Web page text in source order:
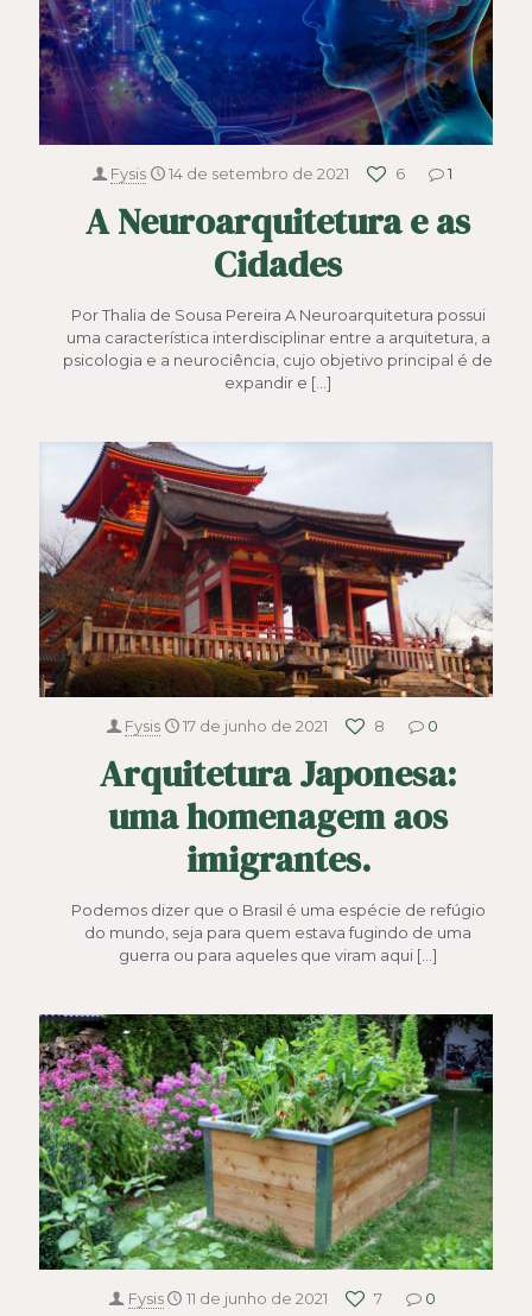
Fysis 14 de setembro de 2021 6 1
A Neuroarquitetura e as
Cidades
Por Thalia de Sousa Pereira A Neuroarquitetura possui
uma característica interdisciplinar entre a arquitetura, a
psicologia e a neurociência, cujo objetivo principal é de
expandir e […]
Fysis 17 de junho de 2021 8 0
Arquitetura Japonesa:
uma homenagem aos
imigrantes.
Podemos dizer que o Brasil é uma espécie de refúgio
do mundo, seja para quem estava fugindo de uma
guerra ou para aqueles que viram aqui […]
Fysis 11 de junho de 2021 7 0